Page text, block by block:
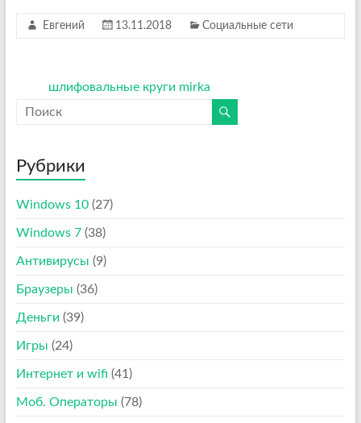
Евгений 13.11.2018 Социальные сети
шлифовальные круги mirka
Рубрики
Windows 10(27)
Windows 7(38)
Антивирусы (9)
Браузеры (36)
Деньги (39)
Игры (24)
Интернет и wifi (41)
Моб. Операторы (78)